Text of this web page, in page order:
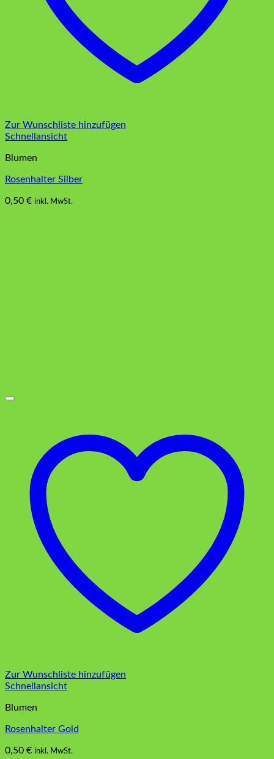
Zur Wunschliste hinzufügen
Schnellansicht
Blumen
Rosenhalter Silber
0,50 € inkl. MwSt.
Zur Wunschliste hinzufügen
Schnellansicht
Blumen
Rosenhalter Gold
0,50 € inkl. MwSt.